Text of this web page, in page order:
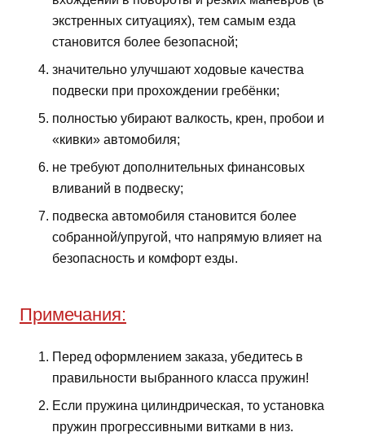
экстренных ситуациях), тем самым езда
становится более безопасной;
значительно улучшают ходовые качества
подвески при прохождении гребёнки;
полностью убирают валкость, крен, пробои и
«кивки» автомобиля;
не требуют дополнительных финансовых
вливаний в подвеску;
подвеска автомобиля становится более
собранной/упругой, что напрямую влияет на
безопасность и комфорт езды.
Примечания:
Перед оформлением заказа, убедитесь в
правильности выбранного класса пружин!
Если пружина цилиндрическая, то установка
пружин прогрессивными витками в низ.